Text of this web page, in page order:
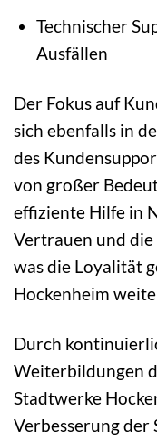
Technischer
Ausfällen
Der Fokus auf
sich ebenfalls in
des
von großer
effiziente Hilfe in
Vertrauen und
was die Loyalität
Hockenheim
Durch
Weiterbildungen
Stadtwerke
Verbesserung der